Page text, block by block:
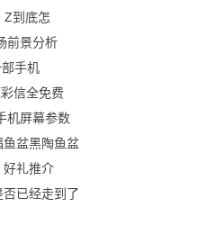
Z到底怎
前景分析
手机
信全免费
机屏幕参数
盆黑陶鱼盆
好礼推介
已经走到了